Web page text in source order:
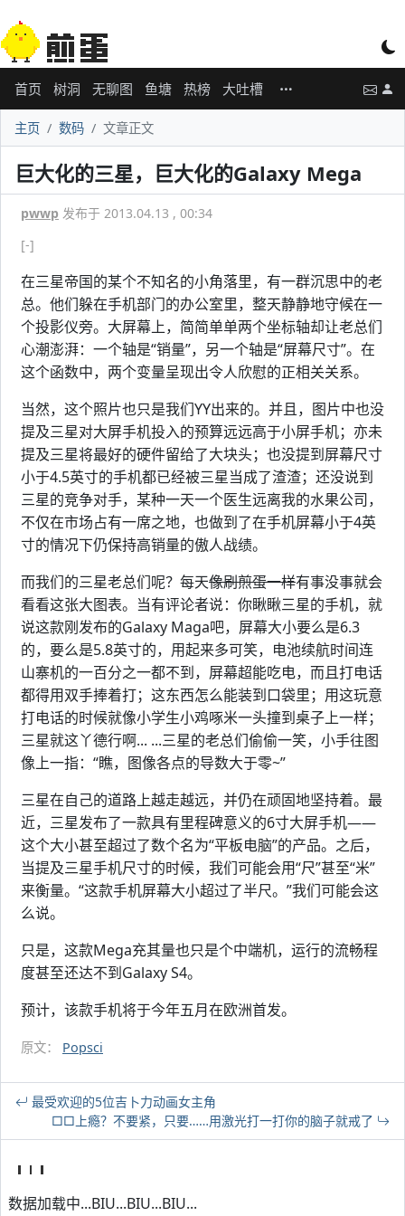
首页 树洞 无聊图 鱼塘 热榜 大吐槽
主页 数码 文章正文
巨大化的三星，巨大化的Galaxy Mega
pwwp 发布于 2013.04.13 , 00:34
[-]
在三星帝国的某个不知名的小角落里，有一群沉思中的老
总。他们躲在手机部门的办公室里，整天静静地守候在一
个投影仪旁。大屏幕上，简简单单两个坐标轴却让老总们
心潮澎湃：一个轴是“销量”，另一个轴是“屏幕尺寸”。在
这个函数中，两个变量呈现出令人欣慰的正相关关系。
当然，这个照片也只是我们YY出来的。并且，图片中也没
提及三星对大屏手机投入的预算远远高于小屏手机；亦未
提及三星将最好的硬件留给了大块头；也没提到屏幕尺寸
小于4.5英寸的手机都已经被三星当成了渣渣；还没说到
三星的竞争对手，某种一天一个医生远离我的水果公司，
不仅在市场占有一席之地，也做到了在手机屏幕小于4英
寸的情况下仍保持高销量的傲人战绩。
而我们的三星老总们呢？每天像刷煎蛋一样有事没事就会
看看这张大图表。当有评论者说：你瞅瞅三星的手机，就
说这款刚发布的Galaxy Maga吧，屏幕大小要么是6.3
的，要么是5.8英寸的，用起来多可笑，电池续航时间连
山寨机的一百分之一都不到，屏幕超能吃电，而且打电话
都得用双手捧着打；这东西怎么能装到口袋里；用这玩意
打电话的时候就像小学生小鸡啄米一头撞到桌子上一样；
三星就这丫德行啊... ...三星的老总们偷偷一笑，小手往图
像上一指：“瞧，图像各点的导数大于零~”
三星在自己的道路上越走越远，并仍在顽固地坚持着。最
近，三星发布了一款具有里程碑意义的6寸大屏手机——
这个大小甚至超过了数个名为“平板电脑”的产品。之后，
当提及三星手机尺寸的时候，我们可能会用“尺”甚至“米”
来衡量。“这款手机屏幕大小超过了半尺。”我们可能会这
么说。
只是，这款Mega充其量也只是个中端机，运行的流畅程
度甚至还达不到Galaxy S4。
预计，该款手机将于今年五月在欧洲首发。
原文： Popsci
最受欢迎的5位吉卜力动画女主角
□□上瘾？不要紧，只要……用激光打一打你的脑子就戒了
数据加载中...BIU...BIU...BIU...